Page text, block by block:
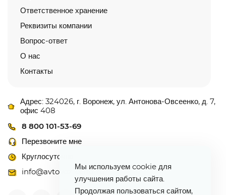
Ответственное хранение
Реквизиты компании
Вопрос-ответ
О нас
Контакты
Адрес: 324026, г. Воронеж, ул. Антонова-Овсеенко, д. 7,
офис 408
8 800 101-53-69
Перезвоните мне
Круглосуточно
info@avtovoz-centr.ru
Мы используем cookie для
улучшения работы сайта.
Продолжая пользоваться сайтом,